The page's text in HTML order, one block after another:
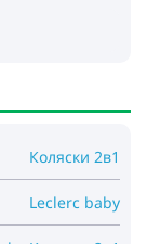
Коляски 2в1
Leclerc baby